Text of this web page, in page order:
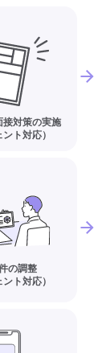
接対策の実施
ント対応）
の調整
ント対応）